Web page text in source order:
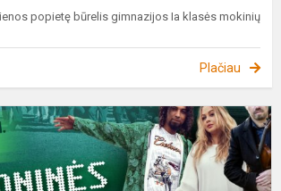
popietę būrelis gimnazijos Ia klasės mokinių
Plačiau